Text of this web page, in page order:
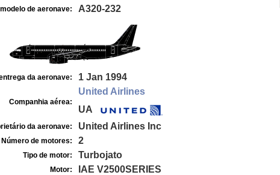
de aeronave: A320-232
da aeronave: 1 Jan 1994
Companhia aérea:
United Airlines
UA
da aeronave: United Airlines Inc
Número de motores: 2
Tipo de motor: Turbojato
Motor: IAE V2500SERIES